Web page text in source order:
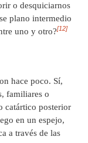
o desquiciarnos
plano intermedio
uno y otro?[12]
hace poco. Sí,
familiares o
catártico posterior
en un espejo,
a través de las